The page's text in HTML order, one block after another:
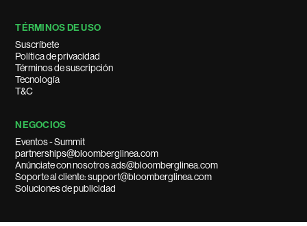
TÉRMINOS DE USO
Suscríbete
Política de privacidad
Términos de suscripción
Tecnología
T&C
NEGOCIOS
Eventos - Summit
partnerships@bloomberglinea.com
Anúnciate con nosotros ads@bloomberglinea.com
Soporte al cliente: support@bloomberglinea.com
Soluciones de publicidad